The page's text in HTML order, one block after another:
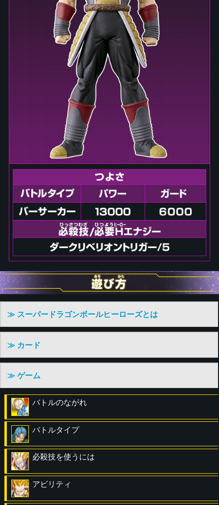
≫ スーパードラゴンボールヒーローズとは
≫ カード
≫ ゲーム
バトルのながれ
バトルタイプ
必殺技を使うには
アビリティ